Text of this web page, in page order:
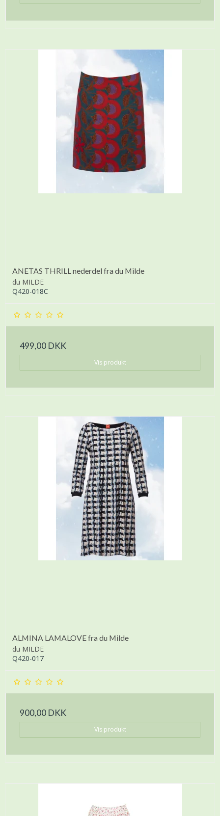
ANETAS THRILL nederdel fra du Milde
du MILDE
Q420-018C
499,00 DKK
Vis produkt
ALMINA LAMALOVE fra du Milde
du MILDE
Q420-017
900,00 DKK
Vis produkt